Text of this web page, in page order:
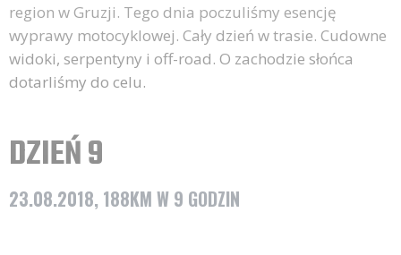
region w Gruzji. Tego dnia poczuliśmy esencję
wyprawy motocyklowej. Cały dzień w trasie. Cudowne
widoki, serpentyny i off-road. O zachodzie słońca
dotarliśmy do celu.
DZIEŃ 9
23.08.2018, 188KM W 9 GODZIN